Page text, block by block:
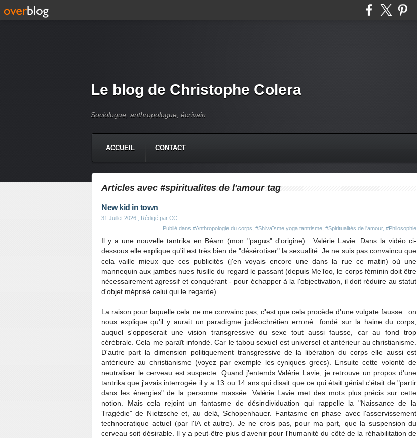
Le blog de Christophe Colera
Sociologue, anthropologue, écrivain
ACCUEIL CONTACT
Articles avec #spiritualites de l'amour tag
New kid in town
31 Juillet 2026 , Rédigé par CC
Publié dans #Anthropologie du corps #Shivaïsme yoga tantrisme #Spiritualités de l'amour, #Philosophie
Il y a une nouvelle tantrika en Béarn (mon "pagus" d'origine) : Valérie Lavie. Dans la vidéo ci-
dessous elle explique qu'il est très bien de "désérotiser" la sexualité. Je ne suis pas convaincu que
cela vaille mieux que ces publicités (j'en voyais encore une dans la rue ce matin) où une
mannequin aux jambes nues fusille du regard le passant (depuis MeToo, le corps féminin doit être
nécessairement agressif et conquérant - pour échapper à la l'objectivation, il doit réduire au statut
d'objet méprisé celui qui le regarde).
La raison pour laquelle cela ne me convainc pas, c'est que cela procède d'une vulgate fausse : on
nous explique qu'il y aurait un paradigme judéochrétien erroné fondé sur la haine du corps,
auquel s'opposerait une vision transgressive du sexe tout aussi fausse, car au fond trop
cérébrale. Cela me paraît infondé. Car le tabou sexuel est universel et antérieur au christianisme.
D'autre part la dimension politiquement transgressive de la libération du corps elle aussi est
antérieure au christianisme (voyez par exemple les cyniques grecs). Ensuite cette volonté de
neutraliser le cerveau est suspecte. Quand j'entends Valérie Lavie, je retrouve un propos d'une
tantrika que j'avais interrogée il y a 13 ou 14 ans qui disait que ce qui était génial c'était de "partir
dans les énergies" de la personne massée. Valérie Lavie met des mots plus précis sur cette
notion. Mais cela rejoint un fantasme de désindividuation qui rappelle la "Naissance de la
Tragédie" de Nietzsche et, au delà, Schopenhauer. Fantasme en phase avec l'asservissement
technocratique actuel (par l'IA et autre). Je ne crois pas, pour ma part, que la suspension du
cerveau soit désirable. Il y a peut-être plus d'avenir pour l'humanité du côté de la réhabilitation de